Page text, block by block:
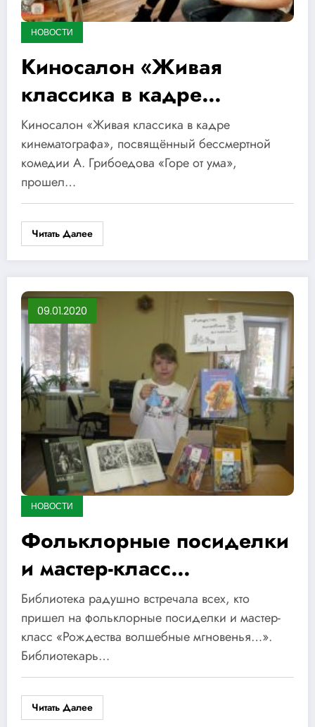
НОВОСТИ
Киносалон «Живая
классика в кадре
кинематографа»
Киносалон «Живая классика в кадре
кинематографа», посвящённый бессмертной
комедии А. Грибоедова «Горе от ума»,
прошел…
Читать Далее
09.01.2020
НОВОСТИ
Фольклорные посиделки
и мастер-класс
«Рождества волшебные
мгновенья…»
Библиотека радушно встречала всех, кто
пришел на фольклорные посиделки и мастер-
класс «Рождества волшебные мгновенья…».
Библиотекарь…
Читать Далее